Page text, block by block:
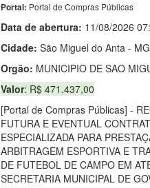
Portal: Portal de Compras Públicas
Data de abertura: 11/08/2026
Cidade: São Miguel do Anta - MG
Orgão: MUNICIPIO DE SAO
Valor: R$ 471.437,00
[Portal de Compras Públicas] -
FUTURA E EVENTUAL
ESPECIALIZADA PARA
ARBITRAGEM ESPORTIVA E
DE FUTEBOL DE CAMPO EM
SECRETARIA MUNICIPAL DE